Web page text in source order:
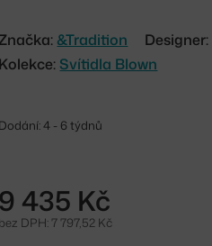
&Tradition Designer:
Kolekce: Svítidla Blown
Dodání: 4 - 6 týdnů
9 435 Kč
bez DPH: 7 797,52 Kč